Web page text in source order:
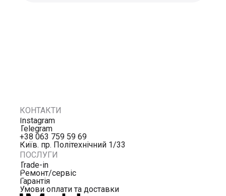
КОНТАКТИ
Instagram
Telegram
+38 063 759 59 69
Київ. пр. Політехнічний 1/33
ПОСЛУГИ
Trade-in
Ремонт/сервіс
Гарантія
Умови оплати та доставки